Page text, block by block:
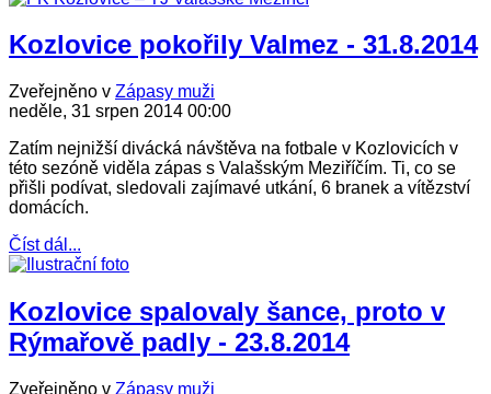
Kozlovice pokořily Valmez - 31.8.2014
Zveřejněno v Zápasy muži
neděle, 31 srpen 2014 00:00
Zatím nejnižší divácká návštěva na fotbale v Kozlovicích v
této sezóně viděla zápas s Valašským Meziříčím. Ti, co se
přišli podívat, sledovali zajímavé utkání, 6 branek a vítězství
domácích.
Číst dál...
Kozlovice spalovaly šance, proto v
Rýmařově padly - 23.8.2014
Zveřejněno v Zápasy muži